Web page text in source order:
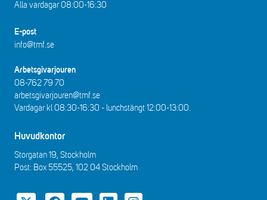
Alla vardagar 08:00-16:30​​
E-post
info@tmf.se
Arbetsgivarjouren
08-762 79 70
arbetsgivarjouren@tmf.se
Vardagar kl 08:30-16:30 - lunchstängt 12:00-13:00​.
Huvudkontor
Storgatan 19, Stockholm
Post: Box 55525, 102 04 Stockholm